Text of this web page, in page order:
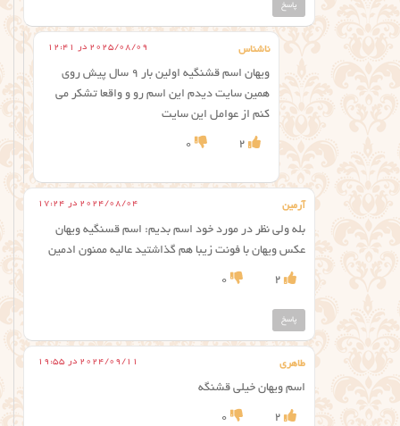
پاسخ
ناشناس 2025/08/09 در 12:41
ویهان اسم قشنگیه اولین بار ۹ سال پیش روی
همین سایت دیدم این اسم رو و واقعا تشکر می
کنم از عوامل این سایت
2
0
آرمین 2024/08/04 در 17:24
بله ولی نظر در مورد خود اسم بدیم: اسم قسنگیه ویهان
عکس ویهان با فونت زیبا هم گذاشتید عالیه ممنون ادمین
2
0
پاسخ
طاهری 2024/09/11 در 19:55
اسم ویهان خیلی قشنگه
2
0